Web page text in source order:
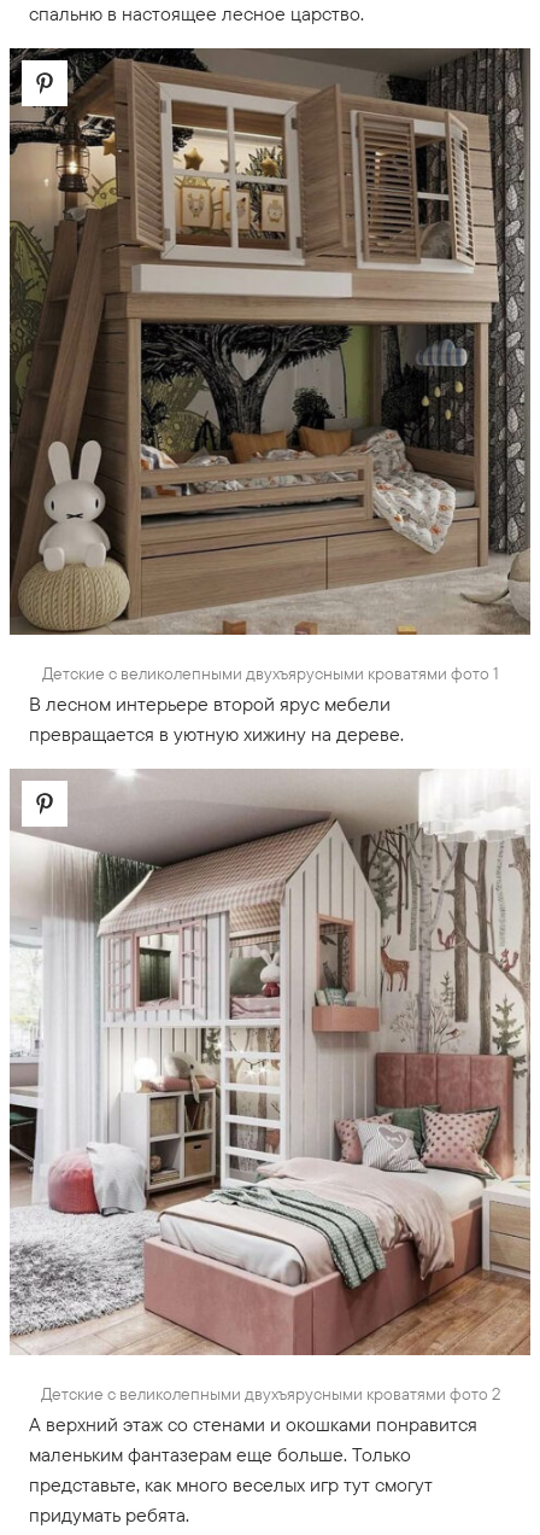
спальню в настоящее лесное царство.
Детские с великолепными двухъярусными кроватями фото 1
В лесном интерьере второй ярус мебели
превращается в уютную хижину на дереве.
Детские с великолепными двухъярусными кроватями фото 2
А верхний этаж со стенами и окошками понравится
маленьким фантазерам еще больше. Только
представьте, как много веселых игр тут смогут
придумать ребята.